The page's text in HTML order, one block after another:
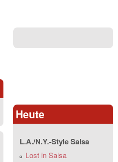
Heute
L.A./N.Y.-Style Salsa
Lost in Salsa